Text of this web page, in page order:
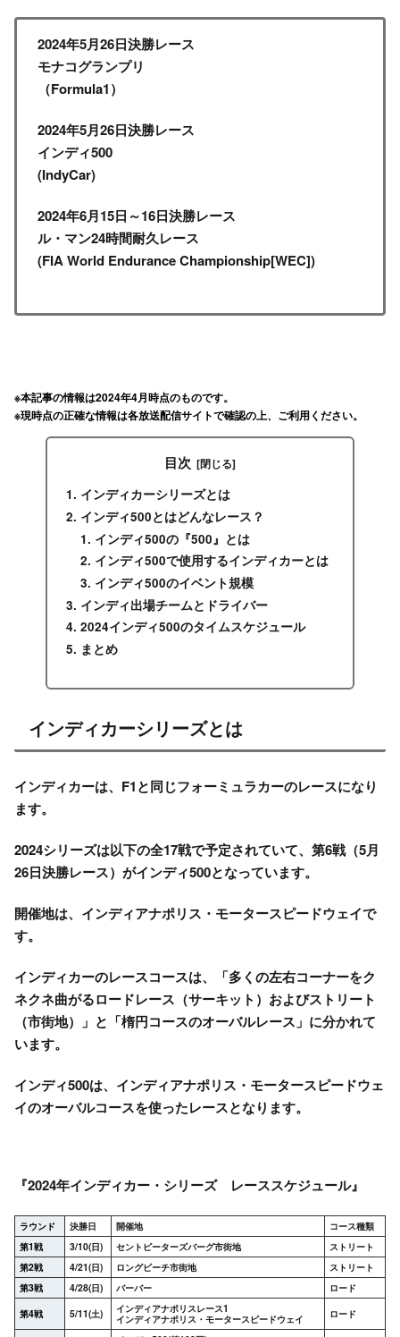
2024年5月26日決勝レース
モナコグランプリ
（Formula1）
2024年5月26日決勝レース
インディ500
(IndyCar)
2024年6月15日～16日決勝レース
ル・マン24時間耐久レース
(FIA World Endurance Championship[WEC])
※本記事の情報は2024年4月時点のものです。
※現時点の正確な情報は各放送配信サイトで確認の上、ご利用ください。
目次
インディカーシリーズとは
インディ500とはどんなレース？
インディ500の『500』とは
インディ500で使用するインディカーとは
インディ500のイベント規模
インディ出場チームとドライバー
2024インディ500のタイムスケジュール
まとめ
インディカーシリーズとは
インディカーは、F1と同じフォーミュラカーのレースになり
ます。
2024シリーズは以下の全17戦で予定されていて、第6戦（5月
26日決勝レース）がインディ500となっています。
開催地は、インディアナポリス・モータースピードウェイで
す。
インディカーのレースコースは、「多くの左右コーナーをク
ネクネ曲がるロードレース（サーキット）およびストリート
（市街地）」と「楕円コースのオーバルレース」に分かれて
います。
インディ500は、インディアナポリス・モータースピードウェ
イのオーバルコースを使ったレースとなります。
『2024年インディカー・シリーズ レーススケジュール』
ラウンド 決勝日 開催地
コース種類
第1戦
3/10(日) セントピーターズバーグ市街地
ストリート
第2戦
4/21(日) ロングビーチ市街地
ストリート
第3戦
4/28(日) バーバー
ロード
第4戦
5/11(土)
インディアナポリスレース1
インディアナポリス・モータースピードウェイ
ロード